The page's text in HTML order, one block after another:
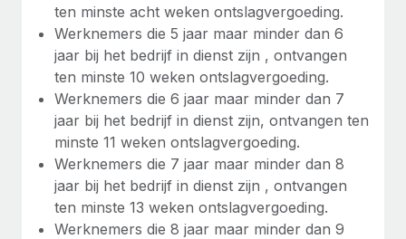
ten minste acht weken ontslagvergoeding.
Werknemers die 5 jaar maar minder dan 6
jaar bij het bedrijf in dienst zijn , ontvangen
ten minste 10 weken ontslagvergoeding.
Werknemers die 6 jaar maar minder dan 7
jaar bij het bedrijf in dienst zijn, ontvangen ten
minste 11 weken ontslagvergoeding.
Werknemers die 7 jaar maar minder dan 8
jaar bij het bedrijf in dienst zijn , ontvangen
ten minste 13 weken ontslagvergoeding.
Werknemers die 8 jaar maar minder dan 9